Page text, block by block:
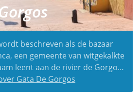
beschreven als de bazaar
een gemeente van witgekalkte
leent aan de rivier de Gorgos
en bruisent richting Javea
Gata De Gorgos